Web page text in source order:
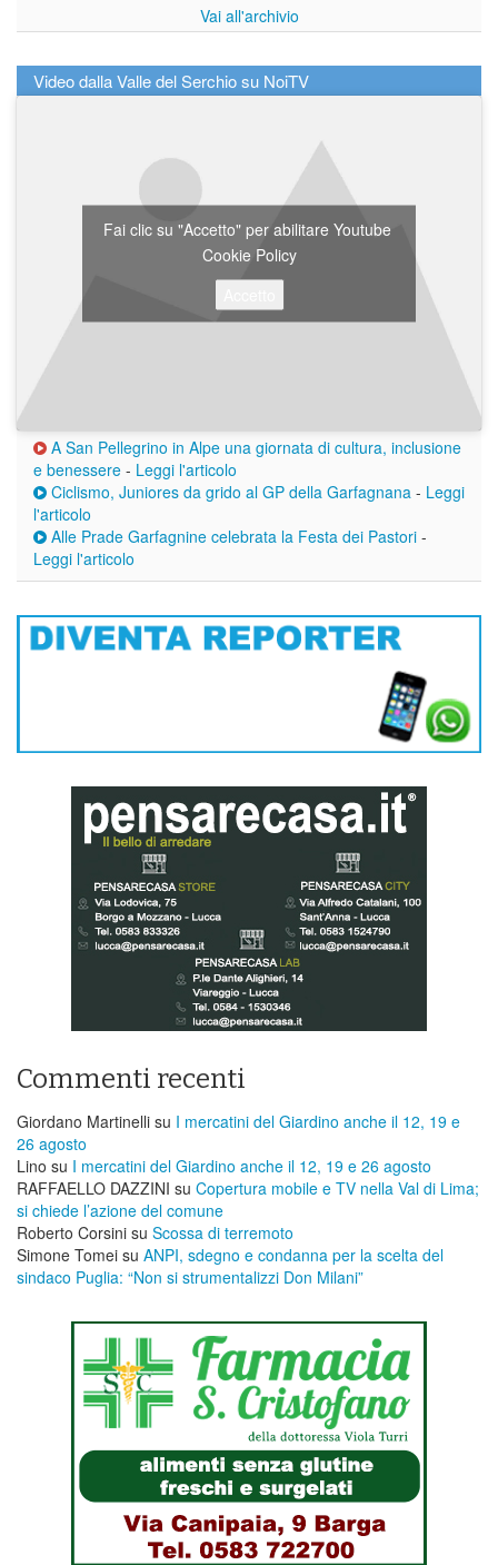
Vai all'archivio
Video dalla Valle del Serchio su NoiTV
Fai clic su "Accetto" per abilitare Youtube
Cookie Policy
A San Pellegrino in Alpe una giornata di cultura, inclusione
e benessere - Leggi l'articolo
Ciclismo, Juniores da grido al GP della Garfagnana - Leggi
l'articolo
Alle Prade Garfagnine celebrata la Festa dei Pastori -
Leggi l'articolo
Commenti recenti
Giordano Martinelli su I mercatini del Giardino anche il 12, 19 e
26 agosto
Lino su I mercatini del Giardino anche il 12, 19 e 26 agosto
RAFFAELLO DAZZINI su ​Copertura mobile e TV nella Val di Lima;
si chiede l’azione del comune
Roberto Corsini su Scossa di terremoto
Simone Tomei su ANPI, sdegno e condanna per la scelta del
sindaco Puglia: “Non si strumentalizzi Don Milani”